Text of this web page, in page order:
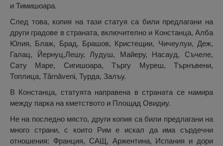
и Тимишоара.
След това, копия на тази статуя са били предлагани на
други градове в страната, включително и Констанца, Алба
Юлия, Блаж, Брад, Брашов, Кристещии, Чичеулуи, Деж,
Галац, Йернуц,Лешу, Лудуш, Майеру, Насауд, Съчеле,
Сату Маре, Сигишоара, Търгу Муреш, Търнъвени,
Топлица, Târnăveni, Турда, Залъу.
В Констанца, статуята направена в страната се намира
между парка на кметството и Площад Овидиу.
Не на последно място, други копия са били предлагани на
много страни, с които Рим е искал да има сърдечни
отношения: Франция, САЩ, Аржентина, Испания и дори